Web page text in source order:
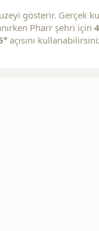
gösterir. Gerçek
Pharr şehri için
açısını